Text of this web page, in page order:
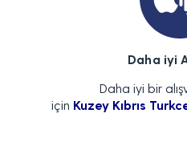
Daha iyi
Daha iyi bir
için Kuzey Kıbrıs